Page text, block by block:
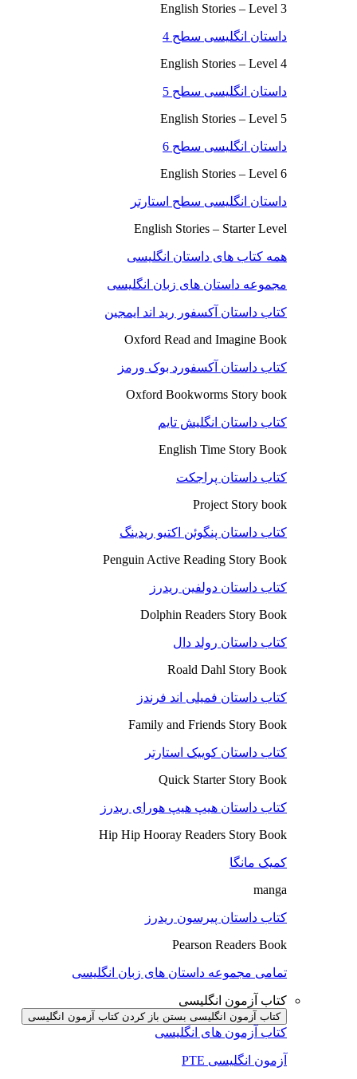
English Stories – Level 3
داستان انگلیسی سطح 4
English Stories – Level 4
داستان انگلیسی سطح 5
English Stories – Level 5
داستان انگلیسی سطح 6
English Stories – Level 6
داستان انگلیسی سطح استارتر
English Stories – Starter Level
همه کتاب های داستان انگلیسی
مجموعه داستان های زبان انگلیسی
کتاب داستان آکسفور رید اند ایمجین
Oxford Read and Imagine Book
کتاب داستان آکسفورد بوک ورمز
Oxford Bookworms Story book
کتاب داستان انگلیش تایم
English Time Story Book
کتاب داستان پراجکت
Project Story book
کتاب داستان پنگوئن اکتیو ریدینگ
Penguin Active Reading Story Book
کتاب داستان دولفین ریدرز
Dolphin Readers Story Book
کتاب داستان رولد دال
Roald Dahl Story Book
کتاب داستان فمیلی اند فرندز
Family and Friends Story Book
کتاب داستان کوییک استارتر
Quick Starter Story Book
کتاب داستان هیپ هیپ هورای ریدرز
Hip Hip Hooray Readers Story Book
کمیک مانگا
manga
کتاب داستان پیرسون ریدرز
Pearson Readers Book
تمامی مجموعه داستان های زبان انگلیسی
کتاب آزمون انگلیسی
کتاب آزمون انگلیسی بستن باز کردن کتاب آزمون انگلیسی
کتاب آزمون های انگلیسی
آزمون انگلیسی PTE